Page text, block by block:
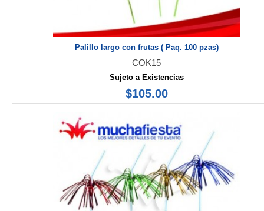
Palillo largo con frutas ( Paq. 100 pzas)
COK15
Sujeto a Existencias
$105.00